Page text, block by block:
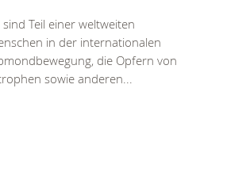
Teil einer weltweiten
in der internationalen
die Opfern von
sowie anderen...